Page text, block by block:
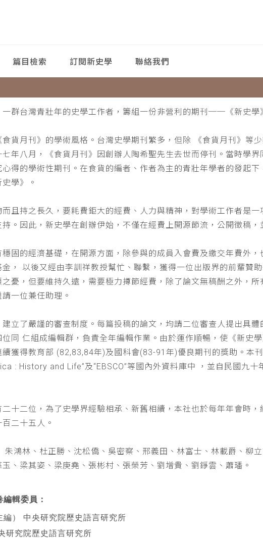
篇目檢索 訂閱新史學 聯絡我們
一群台灣青壯年的史學工作者，籌組一份非營利的期刊──《新史學
食貨月刊》的學術風格。台灣史學期刊繁多，但除 《食貨月刊》等
年八月，《食貨月刊》因創辦人陶希聖先生去世而停刊。當時學
得的學術性期刊。在食貨的編者、作者為主的青壯年學者的發起
學》。
且持之長久，要耗費鉅大的經費、人力與精神，對學術工作者是
。因此，新史學在創辦伊始，不僅在經費上開源節流，公開徵稿，
固的經濟基礎，在開源方面，除參與的成員入會費及繳交年費外
， 以後又經由李訓祥教授幫忙、聯繫，獲得一位出版界的前輩贊
憂，但要維持久遠，需要極力撙節經費，除了論文無稿酬之外，
一位兼任助理。
立了嚴謹的審查制度。每篇投稿的論文，均請二位審查人提出具
同 仁組成編輯群，負責全年編輯作業。由於運作順暢，使《新史
獲得教育部 (82,83,84年)及國科會(83-91年)優良期刊的獎助。本
: History and Life”及“EBSCO”等國內外資料庫中 ，並自民國九
二十二位，為了史學界經驗相承、新舊相續，本社也於每年年會時
二十五人。
朱鴻林、杜正勝、沈松僑、吳密察、邢義田、林富士、林載爵、柳
、梁其姿、梁庚堯、張彬村、張榮芳、劉增貴、劉錚雲、蕭璠。
輯委員：
編） 中央研究院歷史語言研究所
研究院歷史語言研究所